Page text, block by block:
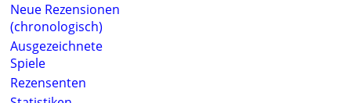
Neue Rezensionen
(chronologisch)
Ausgezeichnete
Spiele
Rezensenten